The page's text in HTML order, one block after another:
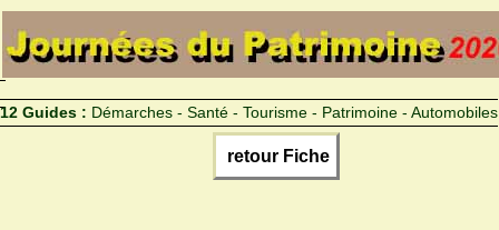
12 Guides : Démarches - Santé - Tourisme - Patrimoine - Automobiles
retour Fiche